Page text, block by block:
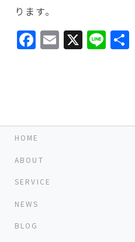
ります。
Facebook
Email
X Line
HOME
ABOUT
SERVICE
NEWS
BLOG